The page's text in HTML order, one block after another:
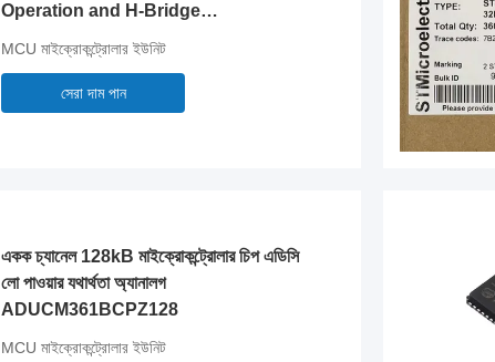
Operation and H-Bridge
MCU মাইক্রোকন্ট্রোলার ইউনিট
সেরা দাম পান
একক চ্যানেল 128kB মাইক্রোকন্ট্রোলার চিপ এডিসি
লো পাওয়ার যথার্থতা অ্যানালগ
ADUCM361BCPZ128
MCU মাইক্রোকন্ট্রোলার ইউনিট